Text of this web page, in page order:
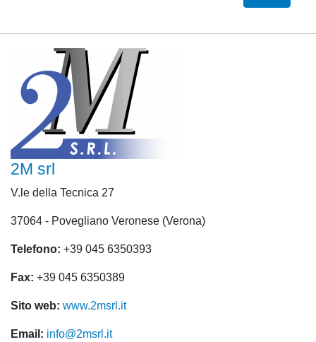
2M srl
V.le della Tecnica 27
37064 - Povegliano Veronese (Verona)
Telefono: +39 045 6350393
Fax: +39 045 6350389
Sito web: www.2msrl.it
Email: info@2msrl.it